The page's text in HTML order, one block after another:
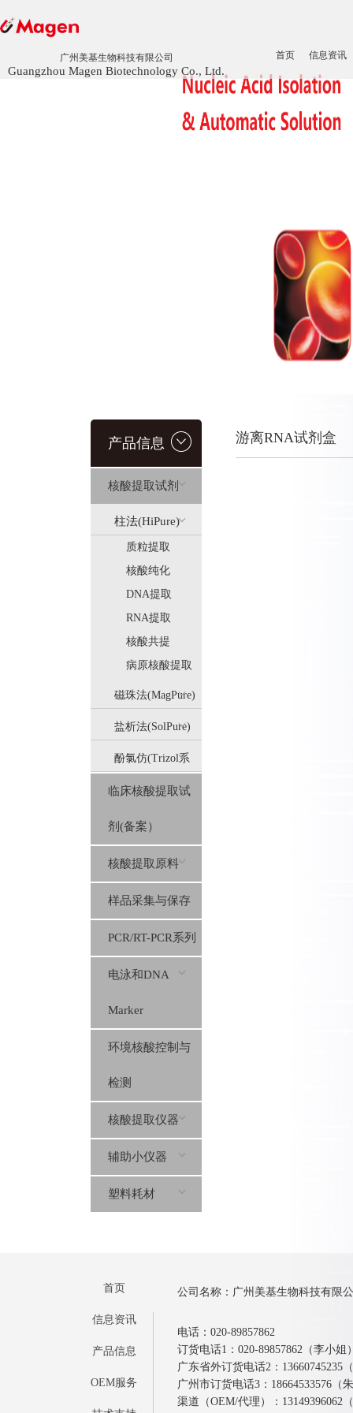
广州美基生物科技有限公司
Guangzhou Magen Biotechnology Co., Ltd.
首页 信息资讯
产品信息
核酸提取试剂
柱法(HiPure)
质粒提取
核酸纯化
DNA提取
RNA提取
核酸共提
(AllPure)
病原核酸提取
磁珠法(MagPure)
盐析法(SolPure)
酚氯仿(Trizol系
列）
临床核酸提取试
剂(备案）
核酸提取原料
样品采集与保存
PCR/RT-PCR系列
电泳和DNA
Marker
环境核酸控制与
检测
核酸提取仪器
辅助小仪器
塑料耗材
游离RNA试剂盒
首页
信息资讯
产品信息
OEM服务
公司名称：广州美基生物科技有限
电话：020-89857862
订货电话1：020-89857862（李小姐
广东省外订货电话2：13660745235
广州市订货电话3：18664533576（
渠道（OEM/代理）：13149396062